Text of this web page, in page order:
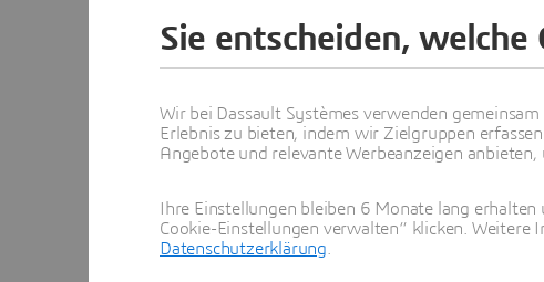
Sie entscheiden, welche
Wir bei Dassault Systèmes verwenden
Erlebnis zu bieten, indem wir Zielgruppen
Angebote und relevante Werbeanzeigen
Ihre Einstellungen bleiben 6 Monate lang erhalten
Cookie-Einstellungen verwalten“ klicken. Weitere
Datenschutzerklärung